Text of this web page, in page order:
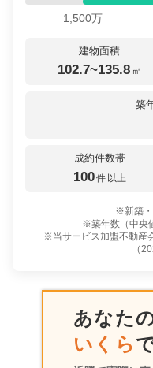
1,500万
建物面積
102.7~135.8 ㎡
成約件数帯
100件 以上
築
※新築・
※築年数（中央
※当サービス加盟不動産
（
あなた
いくら